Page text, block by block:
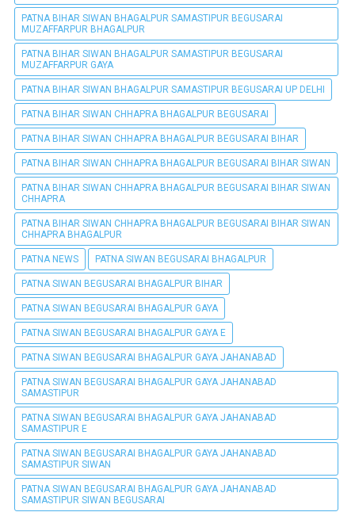
PATNA BIHAR SIWAN BHAGALPUR SAMASTIPUR BEGUSARAI
MUZAFFARPUR BHAGALPUR
PATNA BIHAR SIWAN BHAGALPUR SAMASTIPUR BEGUSARAI
MUZAFFARPUR GAYA
PATNA BIHAR SIWAN BHAGALPUR SAMASTIPUR BEGUSARAI UP DELHI
PATNA BIHAR SIWAN CHHAPRA BHAGALPUR BEGUSARAI
PATNA BIHAR SIWAN CHHAPRA BHAGALPUR BEGUSARAI BIHAR
PATNA BIHAR SIWAN CHHAPRA BHAGALPUR BEGUSARAI BIHAR SIWAN
PATNA BIHAR SIWAN CHHAPRA BHAGALPUR BEGUSARAI BIHAR SIWAN
CHHAPRA
PATNA BIHAR SIWAN CHHAPRA BHAGALPUR BEGUSARAI BIHAR SIWAN
CHHAPRA BHAGALPUR
PATNA NEWS PATNA SIWAN BEGUSARAI BHAGALPUR
PATNA SIWAN BEGUSARAI BHAGALPUR BIHAR
PATNA SIWAN BEGUSARAI BHAGALPUR GAYA
PATNA SIWAN BEGUSARAI BHAGALPUR GAYA E
PATNA SIWAN BEGUSARAI BHAGALPUR GAYA JAHANABAD
PATNA SIWAN BEGUSARAI BHAGALPUR GAYA JAHANABAD
SAMASTIPUR
PATNA SIWAN BEGUSARAI BHAGALPUR GAYA JAHANABAD
SAMASTIPUR E
PATNA SIWAN BEGUSARAI BHAGALPUR GAYA JAHANABAD
SAMASTIPUR SIWAN
PATNA SIWAN BEGUSARAI BHAGALPUR GAYA JAHANABAD
SAMASTIPUR SIWAN BEGUSARAI